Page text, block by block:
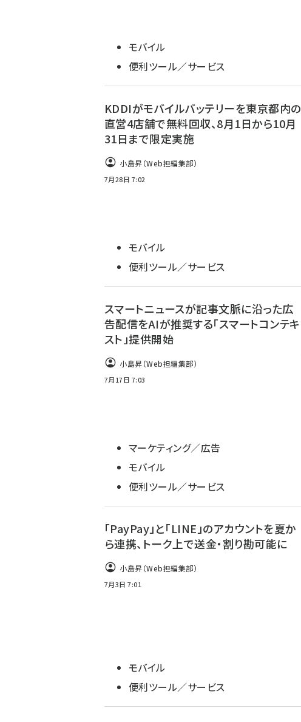
モバイル
便利ツール／サービス
KDDIがモバイルバッテリーを東京都内の
直営4店舗で無料回収、8月1日から10月
31日まで限定実施
小島昇（Web担編集部）
7月28日 7:02
モバイル
便利ツール／サービス
スマートニュースが記事文脈に沿った広
告配信をAIが推奨する「スマートコンテキ
スト」提供開始
小島昇（Web担編集部）
7月17日 7:03
マーケティング／広告
モバイル
便利ツール／サービス
「PayPay」と「LINE」のアカウントを夏か
ら連携、トーク上で送金・割り勘可能に
小島昇（Web担編集部）
7月3日 7:01
モバイル
便利ツール／サービス